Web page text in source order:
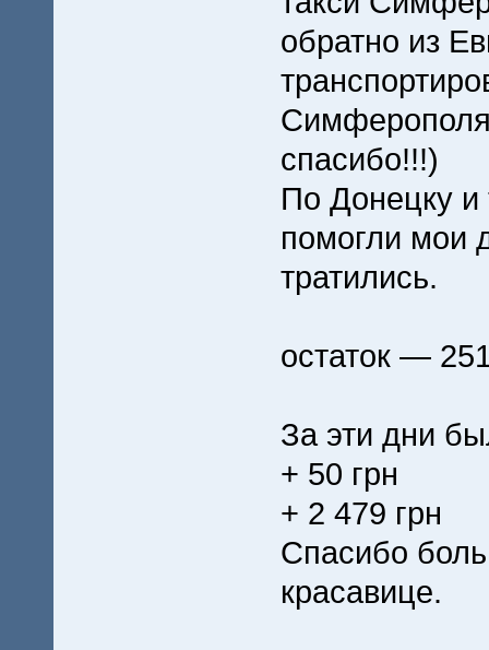
обратно из
спасибо!!!)
По Донецку и
помогли мои
тратились.
остаток —
За эти дни
+ 50 грн
+ 2 479 грн
Спасибо
красавице.